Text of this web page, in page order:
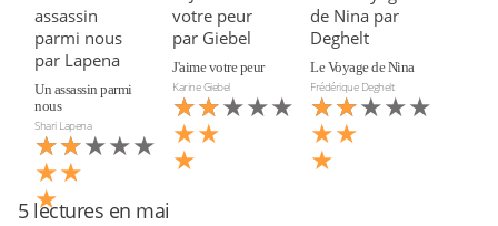
Un assassin parmi
nous
Shari Lapena
★★★★★
★★
★★
★
J'aime votre peur
Karine Giebel
★★★★★
★★
★★
★
Le Voyage de Nina
Frédérique Deghelt
★★★★★
★★
★★
★
5 lectures en mai